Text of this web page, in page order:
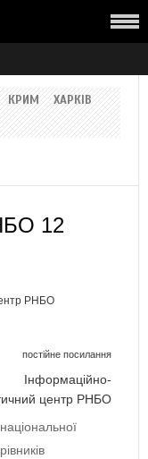
КРИМ
ХАРКІВ
12
РНБО
постійне посилання
Інформаційно-
центр РНБО